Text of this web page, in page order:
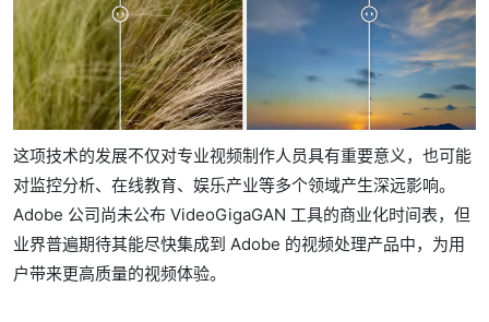
这项技术的发展不仅对专业视频制作人员具有重要意义，也可能
对监控分析、在线教育、娱乐产业等多个领域产生深远影响。
Adobe 公司尚未公布 VideoGigaGAN 工具的商业化时间表，但
业界普遍期待其能尽快集成到 Adobe 的视频处理产品中，为用
户带来更高质量的视频体验。